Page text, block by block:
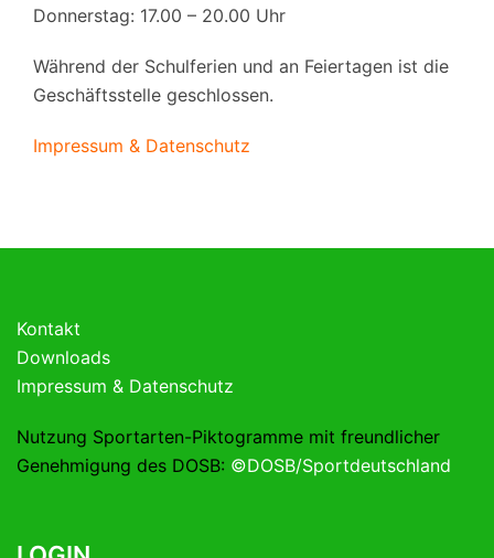
Donnerstag: 17.00 – 20.00 Uhr
Während der Schulferien und an Feiertagen ist die
Geschäftsstelle geschlossen.
Impressum & Datenschutz
Kontakt
Downloads
Impressum & Datenschutz
Nutzung Sportarten-Piktogramme mit freundlicher
Genehmigung des DOSB: ©DOSB/Sportdeutschland